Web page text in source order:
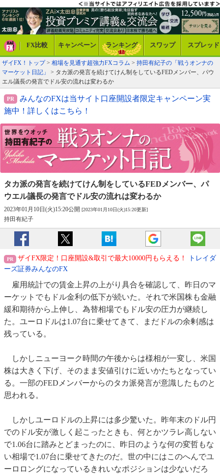
FX比較 キャンペーン ランキング スワップ スプレッド
ザイFX！トップ> 相場を見通す超強力FXコラム > 持田有紀子の「戦うオンナの
マーケット日記」
> タカ派の発言を続けてけん制をしているFEDメンバー、パウ
エル議長の発言でドル安の流れは変わるか
みんなのFXは当サイト口座開設者限定キャンペーン実
施中！詳しくはこちら！
タカ派の発言を続けてけん制をしているFEDメンバー、パ
ウエル議長の発言でドル安の流れは変わるか
2023年01月10日(火)15:20公開 [2023年01月10日(火)15:20更新]
持田有紀子
ザイFX限定！口座開設&取引で最大10000円もらえる！
トレイダ
ーズ証券みんなのFX
雇用統計での賃金上昇の上がり具合を確認して、昨日のマ
ーケットでもドル金利の低下が続いた。それで米国株も金融
緩和期待から上伸し、為替相場でもドル安の圧力が継続し
た。ユーロドルは1.07台に乗せてきて、まだドルの余剰感は
残っている。
しかしニューヨーク時間の午後からは様相が一変し、米国
株は大きく下げ、そのまま安値引けに近いかたちとなってい
る。一部のFEDメンバーからのタカ派発言が意識したものと
思われる。
しかしユーロドルの上昇には多少驚いた。昨年末のドル円
でのドル安が激しく起こったときも、何とかツラレ高しない
で1.06台に踏みとどまったのに、昨日のような何の変哲もな
い相場で1.07台に乗せてきたのだ。世の中にはこのへんでユ
ーロロングになっているきれいなポジションは少ないだろ